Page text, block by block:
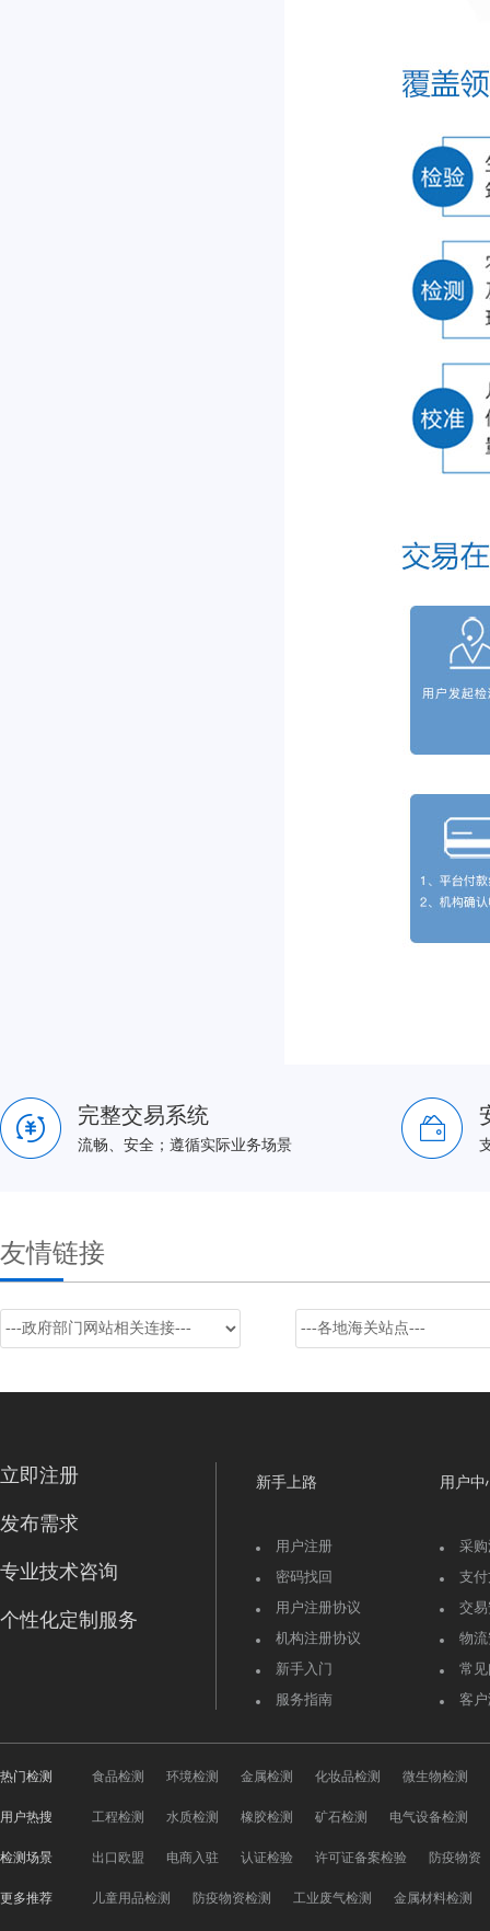
完整交易系统
流畅、安全；遵循实际业务场景
友情链接
立即注册
发布需求
专业技术咨询
个性化定制服务
新手上路
用户注册
密码找回
用户注册协议
机构注册协议
新手入门
服务指南
用户中
采
支
交
物
常
客
热门检测 食品检测 环境检测 金属检测 化妆品检测 微生物检测
用户热搜 工程检测 水质检测 橡胶检测 矿石检测 电气设备检测
检测场景 出口欧盟 电商入驻 认证检验 许可证备案检验 防疫物资
更多推荐 儿童用品检测 防疫物资检测 工业废气检测 金属材料检测